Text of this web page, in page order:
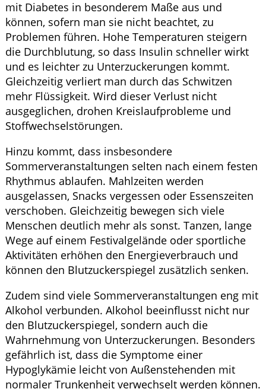
mit Diabetes in besonderem Maße aus und
können, sofern man sie nicht beachtet, zu
Problemen führen. Hohe Temperaturen steigern
die Durchblutung, so dass Insulin schneller wirkt
und es leichter zu Unterzuckerungen kommt.
Gleichzeitig verliert man durch das Schwitzen
mehr Flüssigkeit. Wird dieser Verlust nicht
ausgeglichen, drohen Kreislaufprobleme und
Stoffwechselstörungen.
Hinzu kommt, dass insbesondere
Sommerveranstaltungen selten nach einem festen
Rhythmus ablaufen. Mahlzeiten werden
ausgelassen, Snacks vergessen oder Essenszeiten
verschoben. Gleichzeitig bewegen sich viele
Menschen deutlich mehr als sonst. Tanzen, lange
Wege auf einem Festivalgelände oder sportliche
Aktivitäten erhöhen den Energieverbrauch und
können den Blutzuckerspiegel zusätzlich senken.
Zudem sind viele Sommerveranstaltungen eng mit
Alkohol verbunden. Alkohol beeinflusst nicht nur
den Blutzuckerspiegel, sondern auch die
Wahrnehmung von Unterzuckerungen. Besonders
gefährlich ist, dass die Symptome einer
Hypoglykämie leicht von Außenstehenden mit
normaler Trunkenheit verwechselt werden können.